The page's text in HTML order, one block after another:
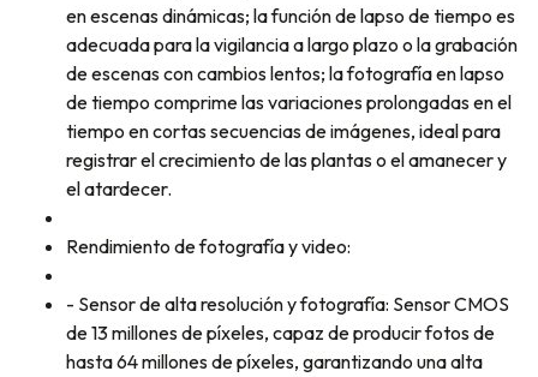
en escenas dinámicas; la función de lapso de tiempo es
adecuada para la vigilancia a largo plazo o la grabación
de escenas con cambios lentos; la fotografía en lapso
de tiempo comprime las variaciones prolongadas en el
tiempo en cortas secuencias de imágenes, ideal para
registrar el crecimiento de las plantas o el amanecer y
el atardecer.
Rendimiento de fotografía y video:
- Sensor de alta resolución y fotografía: Sensor CMOS
de 13 millones de píxeles, capaz de producir fotos de
hasta 64 millones de píxeles, garantizando una alta